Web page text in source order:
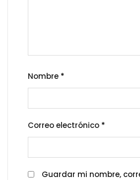
Nombre *
Correo electrónico *
Guardar mi nombre,